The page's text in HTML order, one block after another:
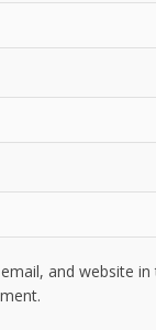
and website